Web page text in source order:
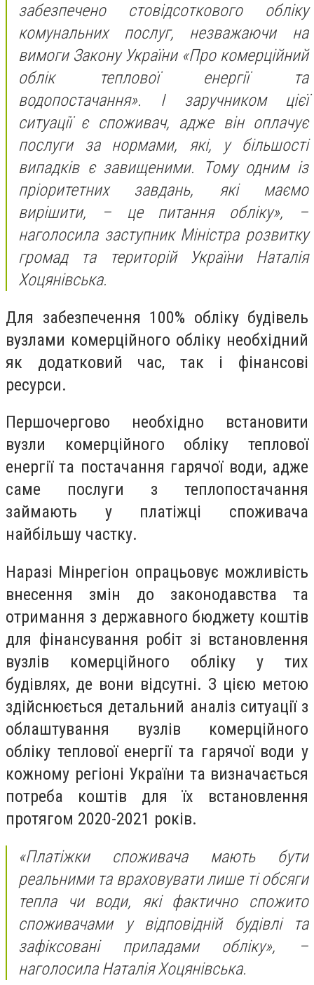
забезпечено стовідсоткового обліку
комунальних послуг, незважаючи на
вимоги Закону України «Про комерційний
облік теплової енергії та
водопостачання». І заручником цієї
ситуації є споживач, адже він оплачує
послуги за нормами, які, у більшості
випадків є завищеними. Тому одним із
пріоритетних завдань, які маємо
вирішити, – це питання обліку», –
наголосила заступник Міністра розвитку
громад та територій України Наталія
Хоцянівська.
Для забезпечення 100% обліку будівель
вузлами комерційного обліку необхідний
як додатковий час, так і фінансові
ресурси.
Першочергово необхідно встановити
вузли комерційного обліку теплової
енергії та постачання гарячої води, адже
саме послуги з теплопостачання
займають у платіжці споживача
найбільшу частку.
Наразі Мінрегіон опрацьовує можливість
внесення змін до законодавства та
отримання з державного бюджету коштів
для фінансування робіт зі встановлення
вузлів комерційного обліку у тих
будівлях, де вони відсутні. З цією метою
здійснюється детальний аналіз ситуації з
облаштування вузлів комерційного
обліку теплової енергії та гарячої води у
кожному регіоні України та визначається
потреба коштів для їх встановлення
протягом 2020-2021 років.
«Платіжки споживача мають бути
реальними та враховувати лише ті обсяги
тепла чи води, які фактично спожито
споживачами у відповідній будівлі та
зафіксовані приладами обліку», –
наголосила Наталія Хоцянівська.